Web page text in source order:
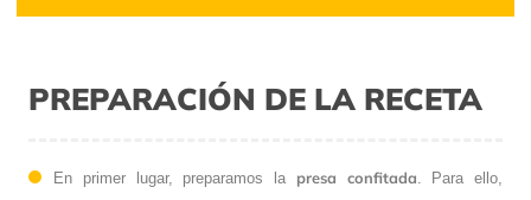
PREPARACIÓN DE LA RECETA
En primer lugar, preparamos la presa confitada . Para ello,